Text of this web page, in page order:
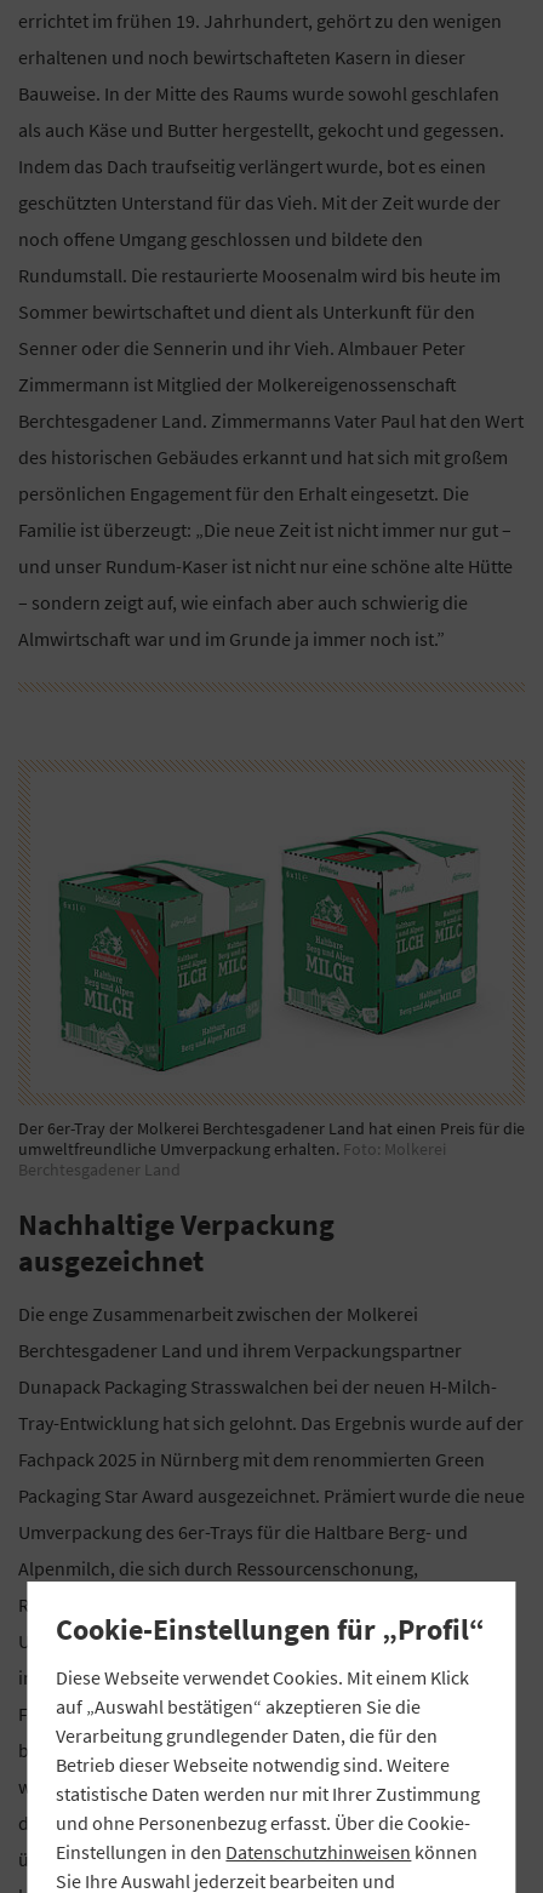
errichtet im frühen 19. Jahrhundert, gehört zu den wenigen
erhaltenen und noch bewirtschafteten Kasern in dieser
Bauweise. In der Mitte des Raums wurde sowohl geschlafen
als auch Käse und Butter hergestellt, gekocht und gegessen.
Indem das Dach traufseitig verlängert wurde, bot es einen
geschützten Unterstand für das Vieh. Mit der Zeit wurde der
noch offene Umgang geschlossen und bildete den
Rundumstall. Die restaurierte Moosenalm wird bis heute im
Sommer bewirtschaftet und dient als Unterkunft für den
Senner oder die Sennerin und ihr Vieh. Almbauer Peter
Zimmermann ist Mitglied der Molkereigenossenschaft
Berchtesgadener Land. Zimmermanns Vater Paul hat den Wert
des historischen Gebäudes erkannt und hat sich mit großem
persönlichen Engagement für den Erhalt eingesetzt. Die
Familie ist überzeugt: „Die neue Zeit ist nicht immer nur gut –
und unser Rundum-Kaser ist nicht nur eine schöne alte Hütte
– sondern zeigt auf, wie einfach aber auch schwierig die
Almwirtschaft war und im Grunde ja immer noch ist.”
Der 6er-Tray der Molkerei Berchtesgadener Land hat einen Preis für die
umweltfreundliche Umverpackung erhalten. Foto: Molkerei
Berchtesgadener Land
Nachhaltige Verpackung
ausgezeichnet
Die enge Zusammenarbeit zwischen der Molkerei
Berchtesgadener Land und ihrem Verpackungspartner
Dunapack Packaging Strasswalchen bei der neuen H-Milch-
Tray-Entwicklung hat sich gelohnt. Das Ergebnis wurde auf der
Fachpack 2025 in Nürnberg mit dem renommierten Green
Packaging Star Award ausgezeichnet. Prämiert wurde die neue
Umverpackung des 6er-Trays für die Haltbare Berg- und
Alpenmilch, die sich durch Ressourcenschonung,
Recyclingfähigkeit und eine deutlich verbesserte
Umweltbilanz auszeichnet. Bei der Herstellung wird auf
innovative Drucktechnologien gesetzt, wodurch der
Farbverbrauch um bis zu 18 Prozent und die CO,-Emissionen,
bei gleichbleibend hoher Druckqualität, signifikant reduziert
werden konnten. „Nachhaltigkeit bedeutet für uns, entlang
der gesamten Wertschöpfungskette Verantwortung zu
übernehmen – von der Milch aus fairer, regionaler Erzeugung
Cookie-Einstellungen für „Profil“
Diese Webseite verwendet Cookies. Mit einem Klick
auf „Auswahl bestätigen“ akzeptieren Sie die
Verarbeitung grundlegender Daten, die für den
Betrieb dieser Webseite notwendig sind. Weitere
statistische Daten werden nur mit Ihrer Zustimmung
und ohne Personenbezug erfasst. Über die Cookie-
Einstellungen in den Datenschutzhinweisen können
Sie Ihre Auswahl jederzeit bearbeiten und